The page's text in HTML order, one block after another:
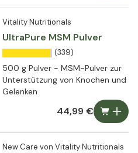
Vitality Nutritionals
UltraPure MSM Pulver
(339)
500 g Pulver - MSM-Pulver zur
Unterstützung von Knochen und
Gelenken
44,99 €
New Care von Vitality Nutritionals